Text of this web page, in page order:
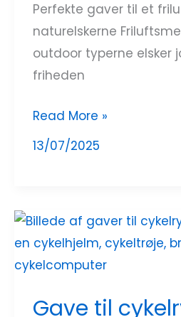
Perfekte gaver til et
naturelskerne
outdoor typerne elsker
friheden
Read More »
13/07/2025
Gave til
Gave
til
cykelrytter